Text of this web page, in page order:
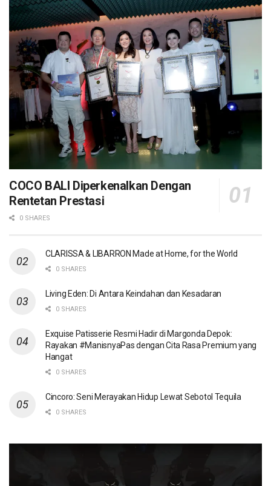
COCO BALI Diperkenalkan Dengan
Rentetan Prestasi
0 SHARES
CLARISSA & LIBARRON Made at Home, for the World
0 SHARES
Living Eden: Di Antara Keindahan dan Kesadaran
0 SHARES
Exquise Patisserie Resmi Hadir di Margonda Depok:
Rayakan #ManisnyaPas dengan Cita Rasa Premium yang
Hangat
0 SHARES
Cincoro: Seni Merayakan Hidup Lewat Sebotol Tequila
0 SHARES